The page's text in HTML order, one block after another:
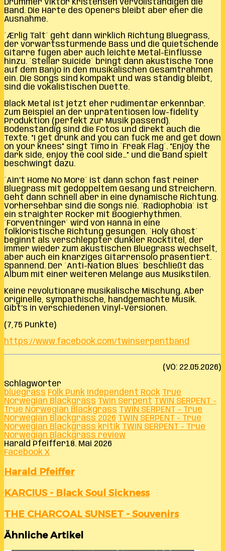
Drummer Viktor Kristensen vervollständigen die
Band. Die Härte des Openers bleibt aber eher die
Ausnahme.
´Ærlig Talt´ geht dann wirklich Richtung Bluegrass,
der vorwärtsstürmende Bass und die quietschende
Gitarre fügen aber auch leichte Metal-Einflüsse
hinzu. ´Stellar Suicide´ bringt dann akustische Töne
auf dem Banjo in den musikalischen Gesamtrahmen
ein. Die Songs sind kompakt und was ständig bleibt,
sind die vokalistischen Duette.
Black Metal ist jetzt eher rudimentär erkennbar.
Zum Beispiel an der unprätentiösen low-fidelity
Produktion (perfekt zur Musik passend).
Bodenständig sind die Fotos und direkt auch die
Texte. “I get drunk and you can fuck me and get down
on your knees” singt Timo in ´Freak Flag´. “Enjoy the
dark side, enjoy the cool side…” und die Band spielt
beschwingt dazu.
´Ain’t Home No More´ ist dann schon fast reiner
Bluegrass mit gedoppeltem Gesang und Streichern.
Geht dann schnell aber in eine dynamische Richtung.
Vorhersehbar sind die Songs nie. ´Radiophobia´ ist
ein straighter Rocker mit Boogierhythmen.
´Forventninger´ wird von Hanna in eine
folkloristische Richtung gesungen. ´Holy Ghost´
beginnt als verschleppter dunkler Rocktitel, der
immer wieder zum akustischen Bluegrass wechselt,
aber auch ein knarziges Gitarrensolo präsentiert.
Spannend. Der ´Anti-Nation Blues´ beschließt das
Album mit einer weiteren Melange aus Musikstilen.
Keine revolutionäre musikalische Mischung. Aber
originelle, sympathische, handgemachte Musik.
Gibt’s in verschiedenen Vinyl-Versionen.
(7,75 Punkte)
https://www.facebook.com/twinserpentband
(VÖ: 22.05.2026)
Schlagwörter
bluegrass Folk Punk Independent Rock True
Norwegian Blackgrass Twin Serpent TWIN SERPENT -
True Norwegian Blackgrass TWIN SERPENT - True
Norwegian Blackgrass 2026 TWIN SERPENT - True
Norwegian Blackgrass kritik TWIN SERPENT - True
Norwegian Blackgrass review
Harald Pfeiffer18. Mai 2026
Facebook X
E-
Mail
Harald Pfeiffer
KARCIUS
-
Soul
KARCIUS - Black Soul Sickness
THE
CHARCOAL
SUNSET
-
THE CHARCOAL SUNSET - Souvenirs
Ähnliche Artikel